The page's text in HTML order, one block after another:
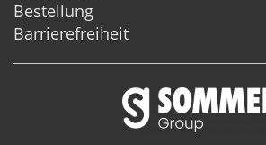
Bestellung
Barrierefreiheit